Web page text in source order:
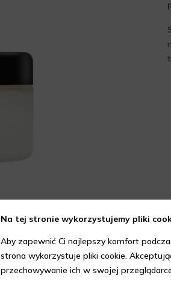
Na tej stronie wykorzystujemy pliki
Aby zapewnić Ci najlepszy komfort
strona wykorzystuje pliki cookie.
przechowywanie ich w swojej